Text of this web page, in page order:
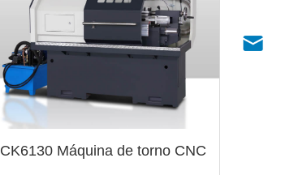
CK6130 Máquina de torno CNC